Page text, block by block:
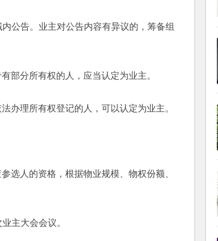
公告。业主对公告内容有异议的，筹备组
分所有权的人，应当认定为业主。
理所有权登记的人，可以认定为业主。
人的资格，根据物业规模、物权份额、
主大会会议。